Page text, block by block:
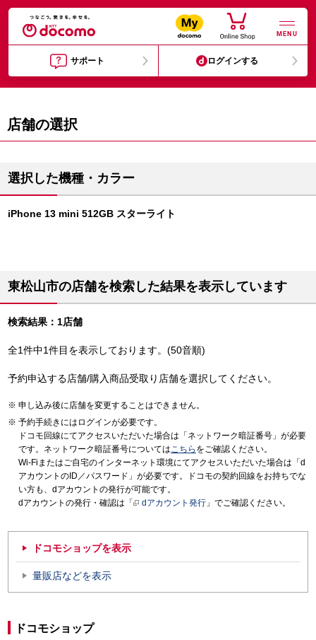
MENU
サポート ログインする
店舗の選択
選択した機種・カラー
iPhone 13 mini 512GB スターライト
東松山市の店舗を検索した結果を表示しています
検索結果：1店舗
全1件中1件目を表示しております。(50音順)
予約申込する店舗/購入商品受取り店舗を選択してください。
申し込み後に店舗を変更することはできません。
予約手続きにはログインが必要です。
ドコモ回線にてアクセスいただいた場合は「ネットワーク暗証番号」が必要
です。ネットワーク暗証番号についてはこちら をご確認ください。
Wi-Fiまたはご自宅のインターネット環境にてアクセスいただいた場合は「d
アカウントのID／パスワード」が必要です。ドコモの契約回線をお持ちでな
い方も、dアカウントの発行が可能です。
dアカウントの発行・確認は「
dアカウント発行 」でご確認ください。
ドコモショップを表示
量販店などを表示
ドコモショップ